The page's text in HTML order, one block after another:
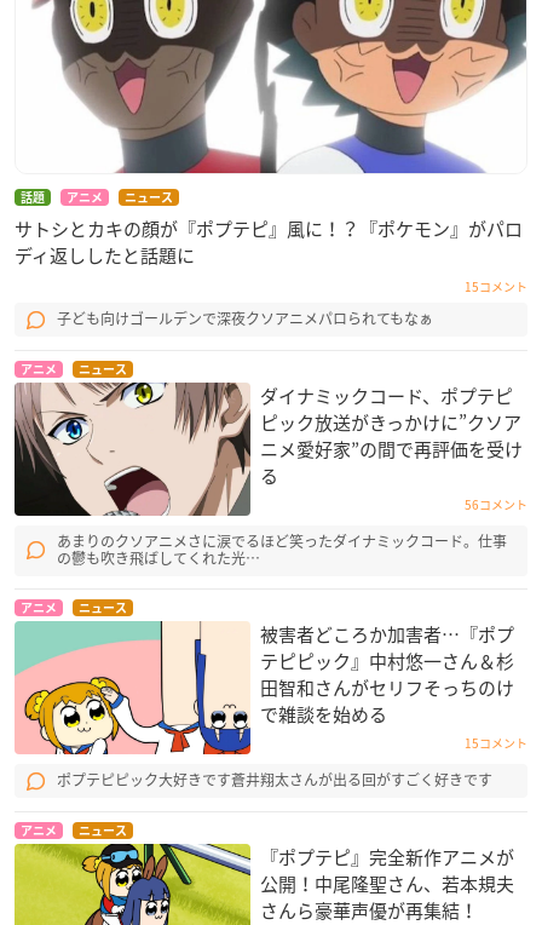
話題 アニメ ニュース
サトシとカキの顔が『ポプテピ』風に！？『ポケモン』がパロ
ディ返ししたと話題に
15コメント
子ども向けゴールデンで深夜クソアニメパロられてもなぁ
アニメ ニュース
ダイナミックコード、ポプテピ
ピック放送がきっかけに”クソア
ニメ愛好家”の間で再評価を受け
る
56コメント
あまりのクソアニメさに涙でるほど笑ったダイナミックコード。仕事
の鬱も吹き飛ばしてくれた光…
アニメ ニュース
被害者どころか加害者…『ポプ
テピピック』中村悠一さん＆杉
田智和さんがセリフそっちのけ
で雑談を始める
15コメント
ポプテピピック大好きです蒼井翔太さんが出る回がすごく好きです
アニメ ニュース
『ポプテピ』完全新作アニメが
公開！中尾隆聖さん、若本規夫
さんら豪華声優が再集結！